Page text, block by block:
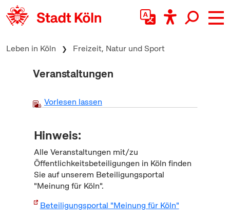
zum Inhalt springen
Leben in Köln Freizeit, Natur und Sport
Veranstaltungen
Vorlesen lassen
Hinweis:
Alle Veranstaltungen mit/zu
Öffentlichkeitsbeteiligungen in Köln finden
Sie auf unserem Beteiligungsportal
"Meinung für Köln".
Beteiligungsportal "Meinung für Köln"